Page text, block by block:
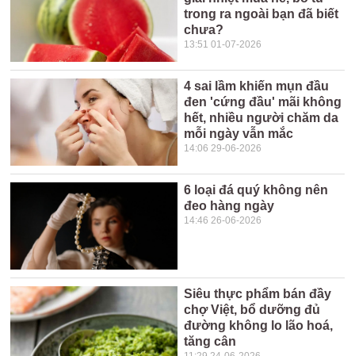
trong ra ngoài bạn đã biết
chưa?
13:51 01-07-2026
4 sai lầm khiến mụn đầu
đen 'cứng đầu' mãi không
hết, nhiều người chăm da
mỗi ngày vẫn mắc
14:06 29-06-2026
6 loại đá quý không nên
đeo hàng ngày
14:46 26-06-2026
Siêu thực phẩm bán đầy
chợ Việt, bổ dưỡng đủ
đường không lo lão hoá,
tăng cân